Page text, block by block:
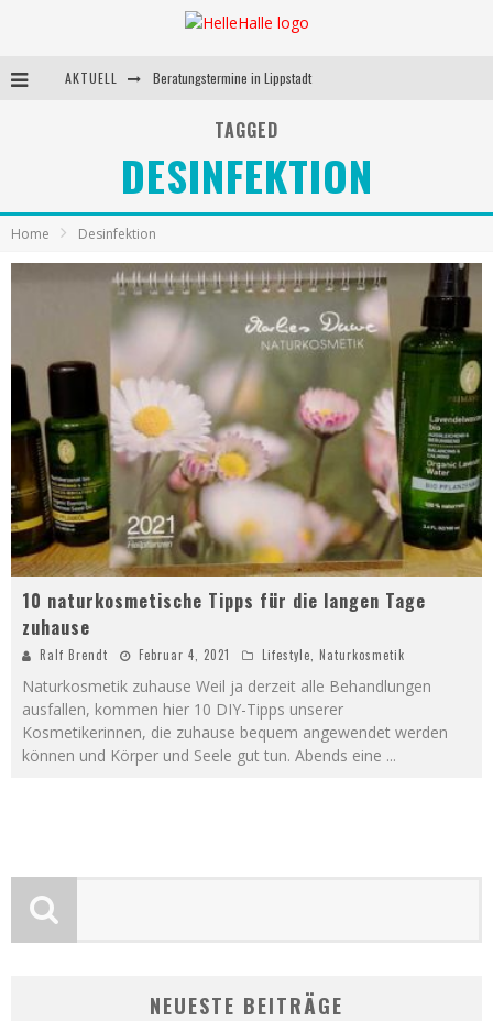
AKTUELL Beratungstermine in Lippstadt
Behandlungstermine in Lippstadt
Andrea Miorin-Bellermann
Kolumne-Ernährungsumstellung
TAGGED
DESINFEKTION
Home Desinfektion
10 naturkosmetische Tipps für die langen Tage
zuhause
Ralf Brendt Februar 4, 2021 Lifestyle, Naturkosmetik
Naturkosmetik zuhause Weil ja derzeit alle Behandlungen
ausfallen, kommen hier 10 DIY-Tipps unserer
Kosmetikerinnen, die zuhause bequem angewendet werden
können und Körper und Seele gut tun. Abends eine ...
NEUESTE BEITRÄGE